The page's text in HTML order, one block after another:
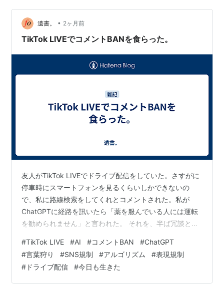
なくなります。生活に与える影響は甚大であるといえま
す。 そして、子どもたちの生活に最も影響を与えている
「爆サイ」が見れなくなることは大問題でしょう。「爆
遺書。 • 2ヶ月前
TikTok LIVEでコメントBANを食らった。
友人がTikTok LIVEでドライブ配信をしていた。さすがに
停車時にスマートフォンを見るくらいしかできないの
で、私に路線検索をしてくれとコメントされた。私が
ChatGPTに経路を訊いたら「薬を服んでいる人には運転
を勧められません」と言われた。 それを、半ば冗談とし
引っ掛かったらしく、コメントBANされた。幸い３時間
で解けたが、これ、発作を起こした配信者に「薬を服ん
でください」と言ってもBANされるのか。 かつて、筒井
康隆先生が、てんかんの発作をAIが事前に察知して、そ
#TikTok LIVE #AI #コメントBAN #ChatGPT
#言葉狩り #SNS規制 #アルゴリズム #表現規制
# ドライブ配信 #今日も生きた